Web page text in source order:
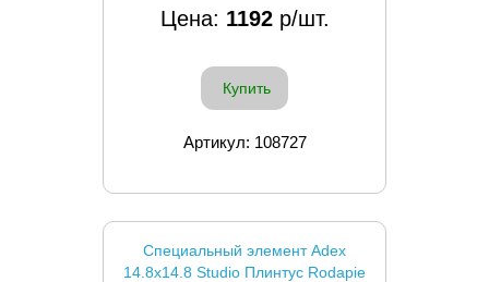
Цена: 1192р/шт.
Купить
Артикул: 108727
Специальный элемент Adex
14.8x14.8 Studio Плинтус Rodapie